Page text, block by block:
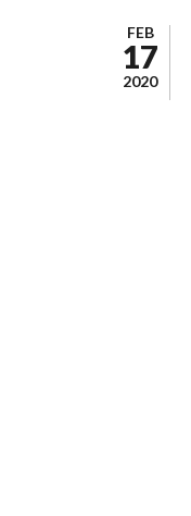
FEB
17
2020